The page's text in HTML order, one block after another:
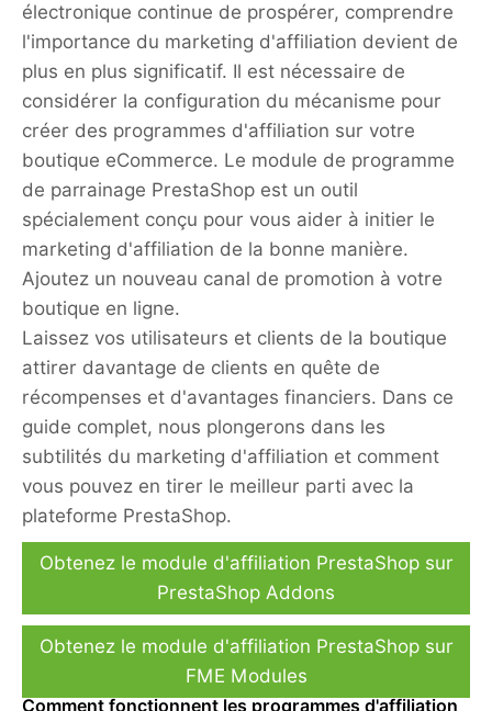
électronique continue de prospérer, comprendre
l'importance du marketing d'affiliation devient de
plus en plus significatif. Il est nécessaire de
considérer la configuration du mécanisme pour
créer des programmes d'affiliation sur votre
boutique eCommerce. Le module de programme
de parrainage PrestaShop est un outil
spécialement conçu pour vous aider à initier le
marketing d'affiliation de la bonne manière.
Ajoutez un nouveau canal de promotion à votre
boutique en ligne.
Laissez vos utilisateurs et clients de la boutique
attirer davantage de clients en quête de
récompenses et d'avantages financiers. Dans ce
guide complet, nous plongerons dans les
subtilités du marketing d'affiliation et comment
vous pouvez en tirer le meilleur parti avec la
plateforme PrestaShop.
Obtenez le module d'affiliation PrestaShop sur
PrestaShop Addons
Obtenez le module d'affiliation PrestaShop sur
FME Modules
Comment fonctionnent les programmes d'affiliation